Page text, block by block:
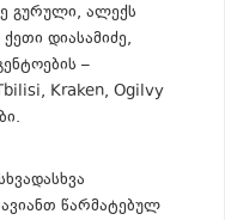
გურული, ალექს
დიასამიძე,
–
Kraken, Ogilvy
წარმატებულ